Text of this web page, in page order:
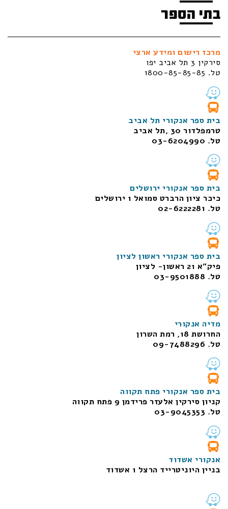
בתי הספר
מרכז רישום ומידע ארצי
סירקין 3 תל אביב יפו
טל. 1800-85-85-85
בית ספר אנקורי תל אביב
טרמפלדור 30 ,תל אביב
טל. 03-6204990
בית ספר אנקורי ירושלים
כיכר ציון הרברט סמואל 1
ירושלים
טל. 02-6222281
בית ספר אנקורי ראשון לציון
פיק“א 21 ראשון- לציון
טל. 03-9501888
מדיה אנקורי
החרושת 18, רמת השרון
טל. 09-7488296
בית ספר אנקורי פתח תקווה
קניון סירקין אלעזר פרידמן 9 פתח תקווה
טל. 03-9045353
אנקורי אשדוד
בניין היוניטרייד הרצל 1 אשדוד